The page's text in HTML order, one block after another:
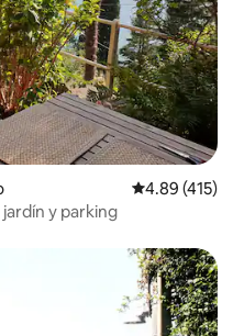
Calificación
4.89 (415)
y parking